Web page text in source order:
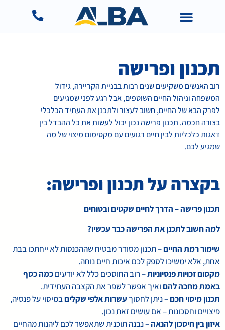
תכנון ופרישה
רוב האנשים משקיעים שנים רבות בבניית הקריירה, גידול
המשפחה וניהול החיים השוטפים, אבל רגע לפני שמגיעים
לפרק הבא של החיים, חשוב לעצור ולתכנן את העתיד הכלכלי
בצורה חכמה. תכנון פרישה נכון יכול לעשות את כל ההבדל בין
דאגות כלכליות לבין חיים רגועים עם מקסימום מיצוי של מה
שמגיע לכם.
בקצרה על תכנון ופרישה:
תכנון פרישה – הדרך לחיים שקטים ובטוחים
למה חשוב לתכנן את הפרישה כבר עכשיו?
שימור רמת החיים– תכנון מסודר מבטיח שההכנסות לא ייחתכו בבת
אחת, אלא ימשיכו לספק לכם איכות חיים נוחה.
מקסום זכויות פנסיוניות– רוב החוסכים כלל לא יודעיםכמה כסף
באמת מחכה להםואיך אפשר לשפר את הקצבה העתידית.
תכנון מיסוי חכם– ניתן לחסוךעשרות אלפי שקליםבמיסוי על פנסיה,
פיצויים וחסכונות – אם עושים זאת נכון.
איזון בין חיסכון להנאה– נבנה תוכנית שתאפשר לכם ליהנות מהחיים